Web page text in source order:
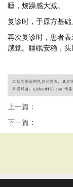
睡，烦躁感大减。
复诊时，于原方基础
再次复诊时，患者
感觉。睡眠安稳，头
上一篇：
下一篇：